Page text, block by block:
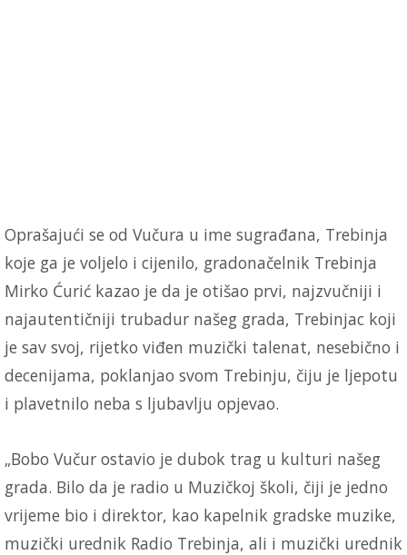
Oprašajući se od Vučura u ime sugrađana, Trebinja
koje ga je voljelo i cijenilo, gradonačelnik Trebinja
Mirko Ćurić kazao je da je otišao prvi, najzvučniji i
najautentičniji trubadur našeg grada, Trebinjac koji
je sav svoj, rijetko viđen muzički talenat, nesebično i
decenijama, poklanjao svom Trebinju, čiju je ljepotu
i plavetnilo neba s ljubavlju opjevao.
„Bobo Vučur ostavio je dubok trag u kulturi našeg
grada. Bilo da je radio u Muzičkoj školi, čiji je jedno
vrijeme bio i direktor, kao kapelnik gradske muzike,
muzički urednik Radio Trebinja, ali i muzički urednik